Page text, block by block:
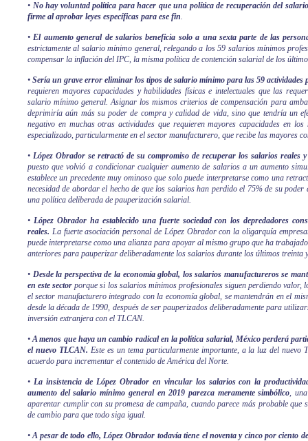
• No hay voluntad política para hacer que una política de recuperación del
firme al aprobar leyes específicas para ese fin.
•El aumento general de salarios beneficia solo a una sexta parte de las
estrictamente al salario mínimo general, relegando a los 59 salarios mínimos
compensar la inflación del IPC, la misma política de contención salarial de los
• Sería un grave error eliminar los tipos de salario mínimo para las 59 actividades
requieren mayores capacidades y habilidades físicas e intelectuales que las
salario mínimo general. Asignar los mismos criterios de compensación para
deprimiría aún más su poder de compra y calidad de vida, sino que tendría un
negativo en muchas otras actividades que requieren mayores capacidades en
especializado, particularmente en el sector manufacturero, que recibe las mayores
• López Obrador se retractó de su compromiso de recuperar los salarios reales
puesto que volvió a condicionar cualquier aumento de salarios a un aumento
establece un precedente muy ominoso que solo puede interpretarse como una
necesidad de abordar el hecho de que los salarios han perdido el 75% de su poder
una política deliberada de pauperización salarial.
• López Obrador ha establecido una fuerte sociedad con los depredadores
reales. La fuerte asociación personal de López Obrador con la oligarquía
puede interpretarse como una alianza para apoyar al mismo grupo que ha
anteriores para pauperizar deliberadamente los salarios durante los últimos treinta
• Desde la perspectiva de la economía global, los salarios manufactureros se
en este sector porque si los salarios mínimos profesionales siguen perdiendo valor,
el sector manufacturero integrado con la economía global, se mantendrán en el
desde la década de 1990, después de ser pauperizados deliberadamente para
inversión extranjera con el TLCAN.
•A menos que haya un cambio radical en la política salarial, México perderá
el nuevo TLCAN. Este es un tema particularmente importante, a la luz del nuevo
acuerdo para incrementar el contenido de América del Norte.
• La insistencia de López Obrador en vincular los salarios con la
aumento del salario mínimo general en 2019 parezca meramente simbólico,
aparentar cumplir con su promesa de campaña, cuando parece más probable que
de cambio para que todo siga igual.
•A pesar de todo ello, López Obrador todavía tiene el noventa y cinco por ciento